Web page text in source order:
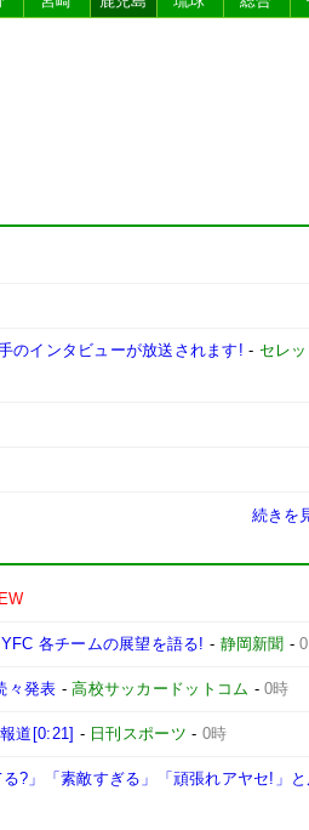
のインタビューが放送されます! - セレッ
続きを
各チームの展望を語る! - 静岡新聞 -
々発表 -高校サッカードットコム -0時
道[0:21] - 日刊スポーツ - 0時
?」「素敵すぎる」「頑張れアヤセ!」と